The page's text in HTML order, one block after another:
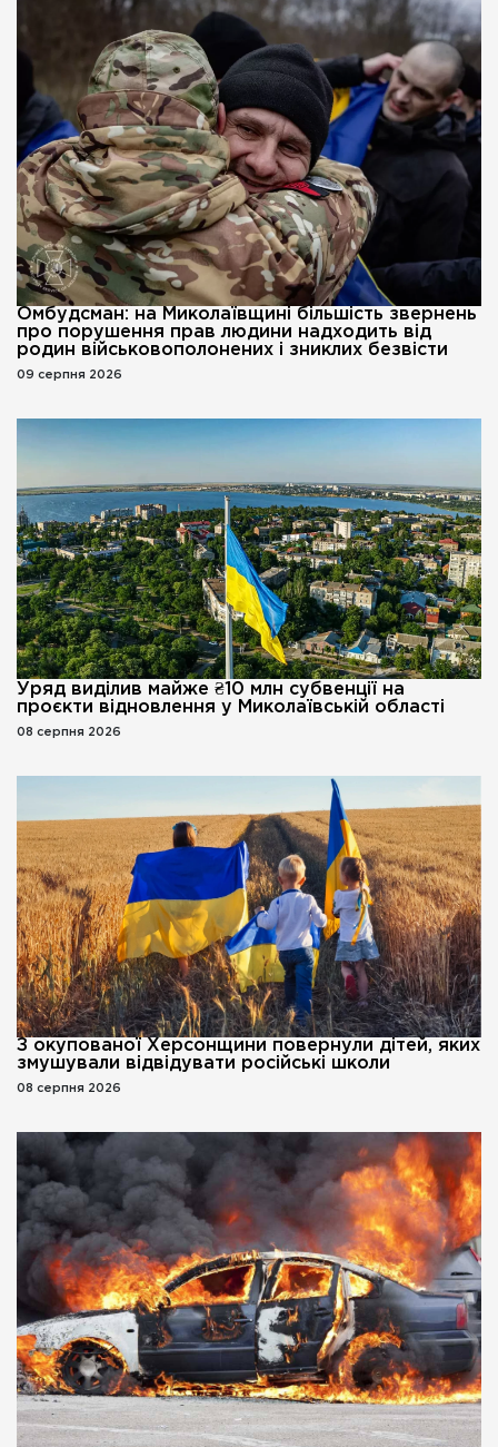
Омбудсман: на Миколаївщині більшість звернень
про порушення прав людини надходить від
родин військовополонених і зниклих безвісти
09 серпня 2026
Уряд виділив майже ₴10 млн субвенції на
проєкти відновлення у Миколаївській області
08 серпня 2026
З окупованої Херсонщини повернули дітей, яких
змушували відвідувати російські школи
08 серпня 2026